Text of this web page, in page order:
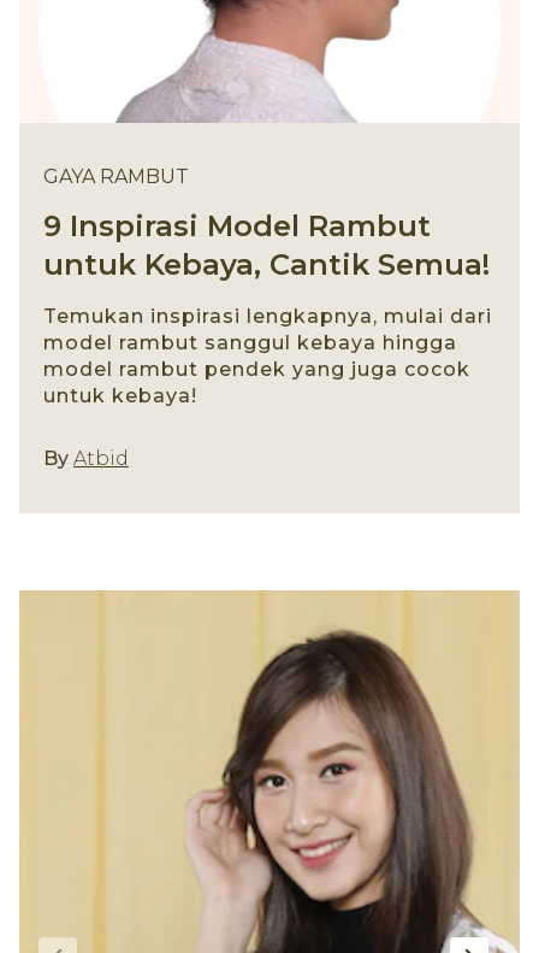
GAYA RAMBUT
9 Inspirasi Model Rambut
untuk Kebaya, Cantik Semua!
Temukan inspirasi lengkapnya, mulai dari
model rambut sanggul kebaya hingga
model rambut pendek yang juga cocok
untuk kebaya!
By Atbid